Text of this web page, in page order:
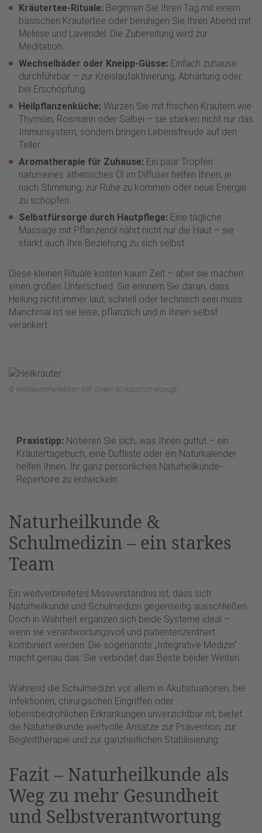
Kräutertee-Rituale: Beginnen Sie Ihren Tag mit einem
basischen Kräutertee oder beruhigen Sie Ihren Abend mit
Melisse und Lavendel. Die Zubereitung wird zur
Meditation.
Wechselbäder oder Kneipp-Güsse: Einfach zuhause
durchführbar – zur Kreislaufaktivierung, Abhärtung oder
bei Erschöpfung.
Heilpflanzenküche: Würzen Sie mit frischen Kräutern wie
Thymian, Rosmarin oder Salbei – sie stärken nicht nur das
Immunsystem, sondern bringen Lebensfreude auf den
Teller.
Aromatherapie für Zuhause: Ein paar Tropfen
naturreines ätherisches Öl im Diffuser helfen Ihnen, je
nach Stimmung, zur Ruhe zu kommen oder neue Energie
zu schöpfen.
Selbstfürsorge durch Hautpflege: Eine tägliche
Massage mit Pflanzenöl nährt nicht nur die Haut – sie
stärkt auch Ihre Beziehung zu sich selbst.
Diese kleinen Rituale kosten kaum Zeit – aber sie machen
einen großen Unterschied. Sie erinnern Sie daran, dass
Heilung nicht immer laut, schnell oder technisch sein muss.
Manchmal ist sie leise, pflanzlich und in Ihnen selbst
verankert.
© WellnessInPerfektion WIP GmbH (KI/künstlich erzeugt)
Praxistipp: Notieren Sie sich, was Ihnen guttut – ein
Kräutertagebuch, eine Duftliste oder ein Naturkalender
helfen Ihnen, Ihr ganz persönliches Naturheilkunde-
Repertoire zu entwickeln.
Naturheilkunde &
Schulmedizin – ein starkes
Team
Ein weitverbreitetes Missverständnis ist, dass sich
Naturheilkunde und Schulmedizin gegenseitig ausschließen.
Doch in Wahrheit ergänzen sich beide Systeme ideal –
wenn sie verantwortungsvoll und patientenzentriert
kombiniert werden. Die sogenannte „Integrative Medizin“
macht genau das: Sie verbindet das Beste beider Welten.
Während die Schulmedizin vor allem in Akutsituationen, bei
Infektionen, chirurgischen Eingriffen oder
lebensbedrohlichen Erkrankungen unverzichtbar ist, bietet
die Naturheilkunde wertvolle Ansätze zur Prävention, zur
Begleittherapie und zur ganzheitlichen Stabilisierung.
Fazit – Naturheilkunde als
Weg zu mehr Gesundheit
und Selbstverantwortung